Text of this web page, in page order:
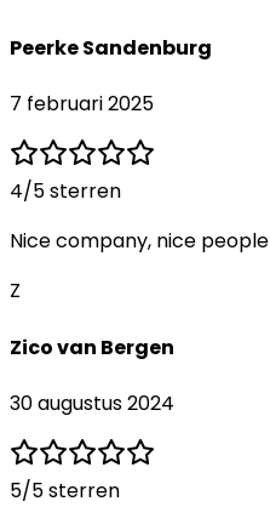
Peerke Sandenburg
7 februari 2025
4/5 sterren
Nice company, nice people
Z
Zico van Bergen
30 augustus 2024
5/5 sterren